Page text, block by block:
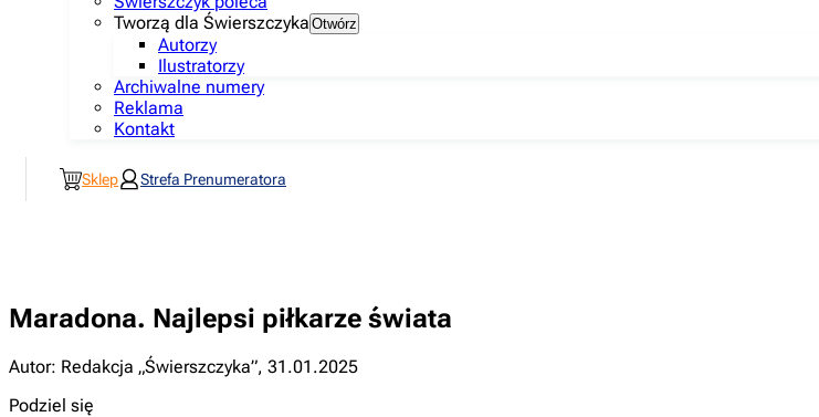
Tworzą dla Świerszczyka Otwórz
Autorzy
Ilustratorzy
Archiwalne numery
Reklama
Kontakt
Sklep Strefa Prenumeratora
Maradona. Najlepsi piłkarze świata
Autor: Redakcja „Świerszczyka”, 31.01.2025
Podziel się